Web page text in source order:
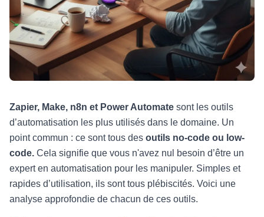
Zapier, Make, n8n et Power Automate sont les outils
d’automatisation les plus utilisés dans le domaine. Un
point commun : ce sont tous des outils no-code ou low-
code. Cela signifie que vous n'avez nul besoin d’être un
expert en automatisation pour les manipuler. Simples et
rapides d’utilisation, ils sont tous plébiscités. Voici une
analyse approfondie de chacun de ces outils.